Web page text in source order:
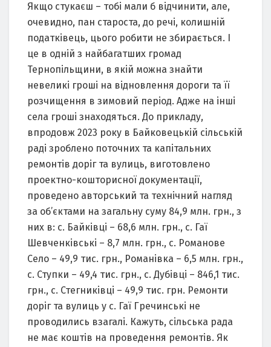
Якщо стукаєш – тобі мали б відчинити, але,
очевидно, пан староста, до речі, колишній
податківець, цього робити не збирається. І
це в одній з найбагатших громад
Тернопільщини, в якій можна знайти
невеликі гроші на відновлення дороги та її
розчищення в зимовий період. Адже на інші
села гроші знаходяться. До прикладу,
впродовж 2023 року в Байковецькій сільській
раді зроблено поточних та капітальних
ремонтів доріг та вулиць, виготовлено
проектно-кошторисної документації,
проведено авторський та технічний нагляд
за об’єктами на загальну суму 84,9 млн. грн., з
них в: с. Байківці – 68,6 млн. грн., с. Гаї
Шевченківські – 8,7 млн. грн., с. Романове
Село – 49,9 тис. грн., Романівка – 6,5 млн. грн.,
с. Ступки – 49,4 тис. грн., с. Дубівці – 846,1 тис.
грн., с. Стегниківці – 49,9 тис. грн. Ремонти
доріг та вулиць у с. Гаї Гречинські не
проводились взагалі. Кажуть, сільська рада
не має коштів на проведення ремонтів. Як